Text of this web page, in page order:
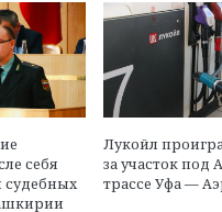
себя
судебных
Лукойл
за участок под
трассе Уфа —
Совершенно
что для владельцев
аэропорта Внуково
Домодедово — это
понятный и
перспективный
Олег Пантелеев
исполнительный
агентства